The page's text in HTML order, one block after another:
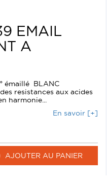
EMAIL
A
émaillé BLANC
resistances aux acides
harmonie...
En savoir [+]
AJOUTER AU PANIER